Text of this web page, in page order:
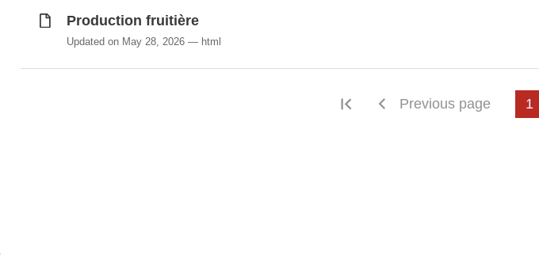
Production fruitière
Updated on May 28, 2026 html
First pagePrevious page 1